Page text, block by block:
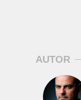
AUTOR